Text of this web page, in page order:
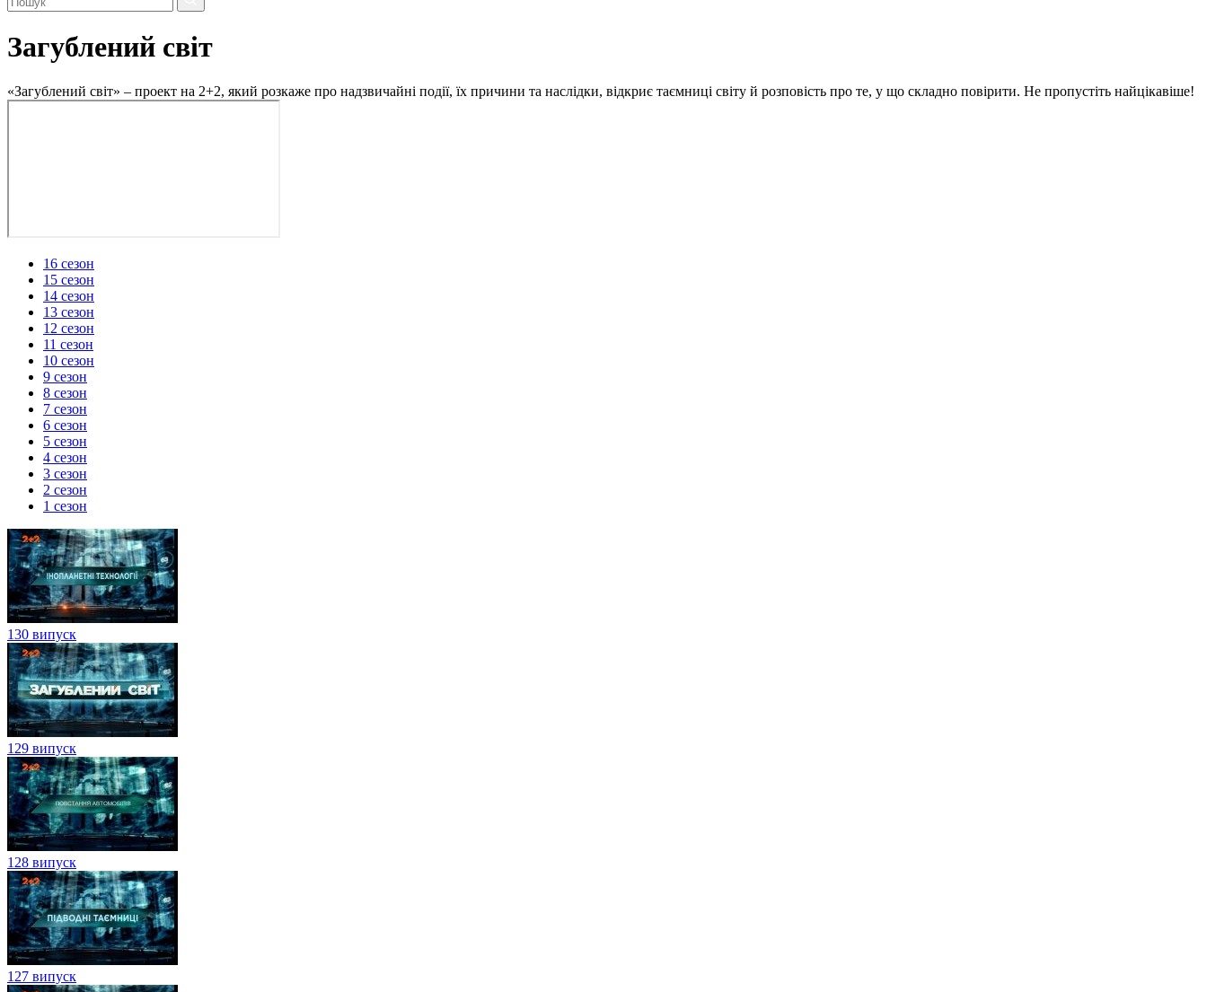
Загублений світ
«Загублений світ» – проект на 2+2, який розкаже про надзвичайні події, їх причини та наслідки, відкриє таємниці світу й розповість про те, у що складно повірити. Не пропустіть найцікавіше!
16 сезон
15 сезон
14 сезон
13 сезон
12 сезон
11 сезон
10 сезон
9 сезон
8 сезон
7 сезон
6 сезон
5 сезон
4 сезон
3 сезон
2 сезон
1 сезон
130 випуск
129 випуск
128 випуск
127 випуск